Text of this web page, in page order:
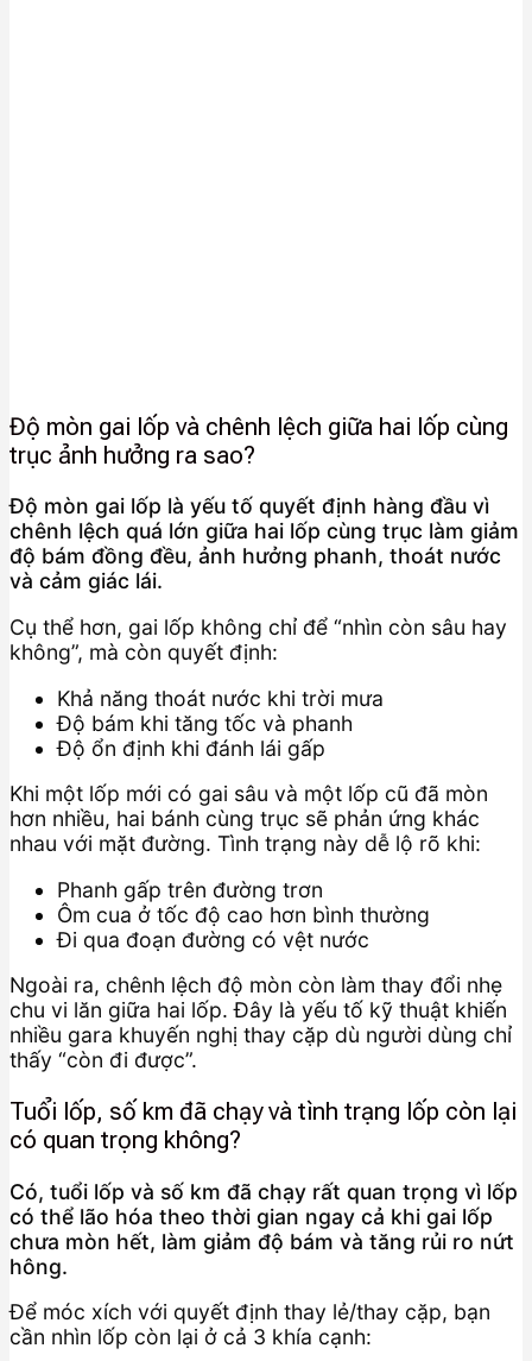
Độ mòn gai lốp và chênh lệch giữa hai lốp cùng
trục ảnh hưởng ra sao?
Độ mòn gai lốp là yếu tố quyết định hàng đầu vì
chênh lệch quá lớn giữa hai lốp cùng trục làm giảm
độ bám đồng đều, ảnh hưởng phanh, thoát nước
và cảm giác lái.
Cụ thể hơn, gai lốp không chỉ để “nhìn còn sâu hay
không”, mà còn quyết định:
Khả năng thoát nước khi trời mưa
Độ bám khi tăng tốc và phanh
Độ ổn định khi đánh lái gấp
Khi một lốp mới có gai sâu và một lốp cũ đã mòn
hơn nhiều, hai bánh cùng trục sẽ phản ứng khác
nhau với mặt đường. Tình trạng này dễ lộ rõ khi:
Phanh gấp trên đường trơn
Ôm cua ở tốc độ cao hơn bình thường
Đi qua đoạn đường có vệt nước
Ngoài ra, chênh lệch độ mòn còn làm thay đổi nhẹ
chu vi lăn giữa hai lốp. Đây là yếu tố kỹ thuật khiến
nhiều gara khuyến nghị thay cặp dù người dùng chỉ
thấy “còn đi được”.
Tuổi lốp, số km đã chạy và tình trạng lốp còn lại
có quan trọng không?
Có, tuổi lốp và số km đã chạy rất quan trọng vì lốp
có thể lão hóa theo thời gian ngay cả khi gai lốp
chưa mòn hết, làm giảm độ bám và tăng rủi ro nứt
hông.
Để móc xích với quyết định thay lẻ/thay cặp, bạn
cần nhìn lốp còn lại ở cả 3 khía cạnh: